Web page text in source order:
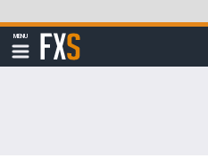
qua
đi
MENU
Hiển
thị
FXStreet